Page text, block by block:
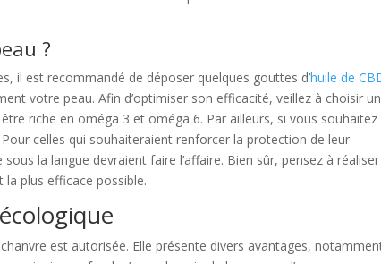
?
il est recommandé de déposer quelques gouttes d’huile de
votre peau. Afin d’optimiser son efficacité, veillez à choisir
riche en oméga 3 et oméga 6. Par ailleurs, si vous souhaitez
celles qui souhaiteraient renforcer la protection de leur
la langue devraient faire l’affaire. Bien sûr, pensez à réaliser
la plus efficace possible.
est autorisée. Elle présente divers avantages,